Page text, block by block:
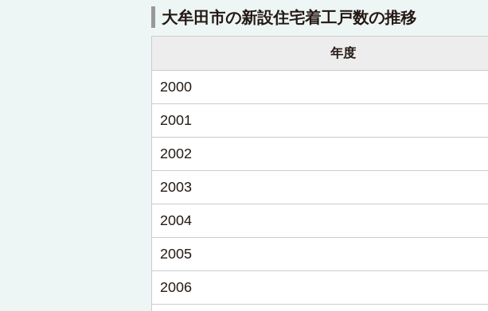
大牟田市の新設住宅着工戸数の推移
年度
2000
2001
2002
2003
2004
2005
2006